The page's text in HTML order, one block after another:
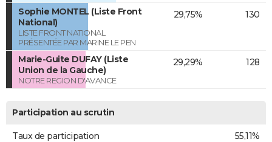
Sophie MONTEL (Liste Front
National)
LISTE FRONT NATIONAL
PRÉSENTÉE PAR MARINE LE PEN
29,75% 130
Marie-Guite DUFAY (Liste
Union de la Gauche)
NOTRE REGION D'AVANCE
29,29% 128
Participation au scrutin
Taux de participation 55,11%